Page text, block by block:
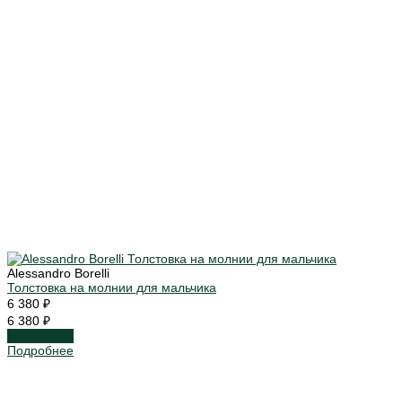
Alessandro Borelli
Толстовка на молнии для мальчика
6 380 ₽
6 380 ₽
Подробнее